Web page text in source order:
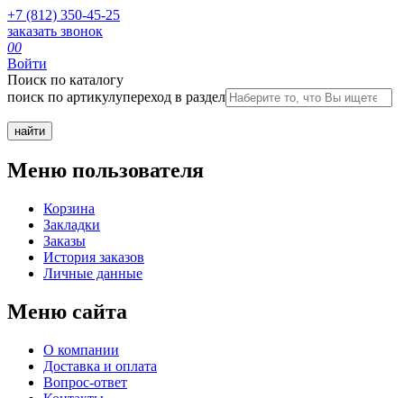
+7 (812) 350-45-25
заказать звонок
00
Войти
Поиск по каталогу
поиск по артикулупереход в раздел
Меню пользователя
Корзина
Закладки
Заказы
История заказов
Личные данные
Меню сайта
О компании
Доставка и оплата
Вопрос-ответ